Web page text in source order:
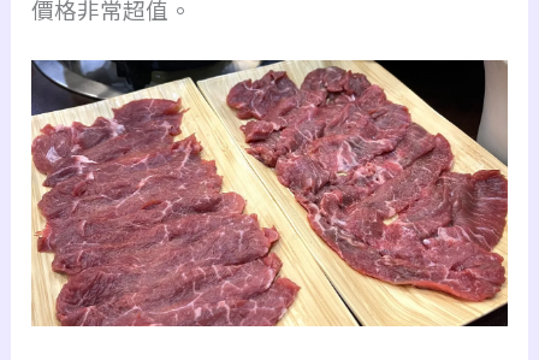
價格非常超值。